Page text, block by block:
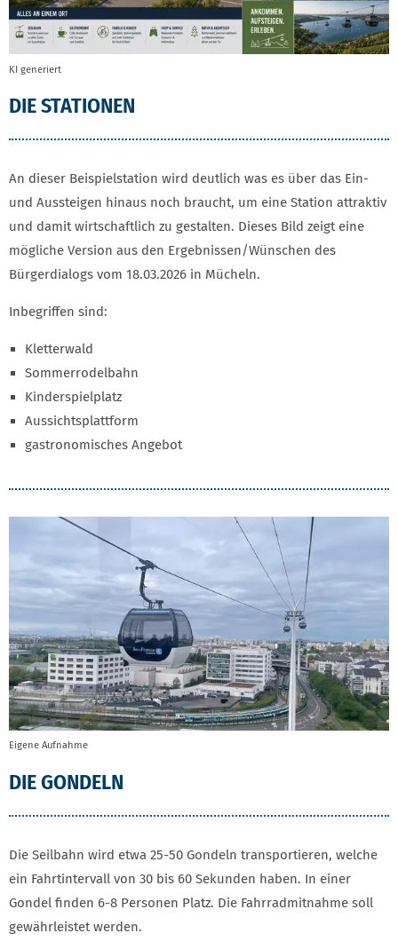
KI generiert
DIE STATIONEN
An dieser Beispielstation wird deutlich was es über das Ein-
und Aussteigen hinaus noch braucht, um eine Station attraktiv
und damit wirtschaftlich zu gestalten. Dieses Bild zeigt eine
mögliche Version aus den Ergebnissen/Wünschen des
Bürgerdialogs vom 18.03.2026 in Mücheln.
Inbegriffen sind:
Kletterwald
Sommerrodelbahn
Kinderspielplatz
Aussichtsplattform
gastronomisches Angebot
DIE GONDEL
Eigene Aufnahme
DIE GONDELN
Die Seilbahn wird etwa 25-50 Gondeln transportieren, welche
ein Fahrtintervall von 30 bis 60 Sekunden haben. In einer
Gondel finden 6-8 Personen Platz. Die Fahrradmitnahme soll
gewährleistet werden.